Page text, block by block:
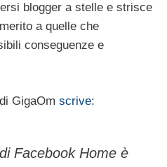
blogger a stelle e strisce
a quelle che
conseguenze e
GigaOm scrive:
Facebook Home è